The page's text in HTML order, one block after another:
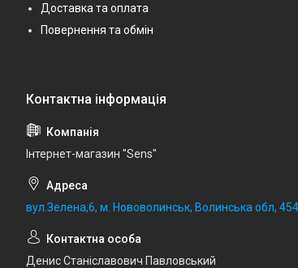
Доставка та оплата
Повернення та обмін
Iнтернет-магазин "Sens"
вул.Зелена,6, м. Нововолинськ, Волинська обл,
Денис Станіславович Павловський